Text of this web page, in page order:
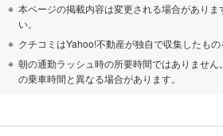
本ページの掲載内容は変更される場合があり
い。
クチコミはYahoo!不動産が独自で収集したもの
朝の通勤ラッシュ時の所要時間ではありませ
の乗車時間と異なる場合があります。